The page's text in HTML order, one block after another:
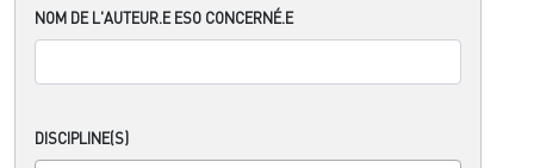
NOM DE L'AUTEUR.E ESO CONCERNÉ.E
DISCIPLINE(S)